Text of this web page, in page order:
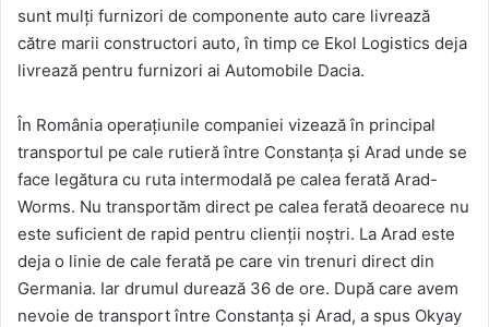
sunt mulţi furnizori de componente auto care livrează
către marii constructori auto, în timp ce Ekol Logistics deja
livrează pentru furnizori ai Automobile Dacia.
În România operaţiunile companiei vizează în principal
transportul pe cale rutieră între Constanţa şi Arad unde se
face legătura cu ruta intermodală pe calea ferată Arad-
Worms. Nu transportăm direct pe calea ferată deoarece nu
este suficient de rapid pentru clienţii noştri. La Arad este
deja o linie de cale ferată pe care vin trenuri direct din
Germania. Iar drumul durează 36 de ore. După care avem
nevoie de transport între Constanţa şi Arad, a spus Okyay